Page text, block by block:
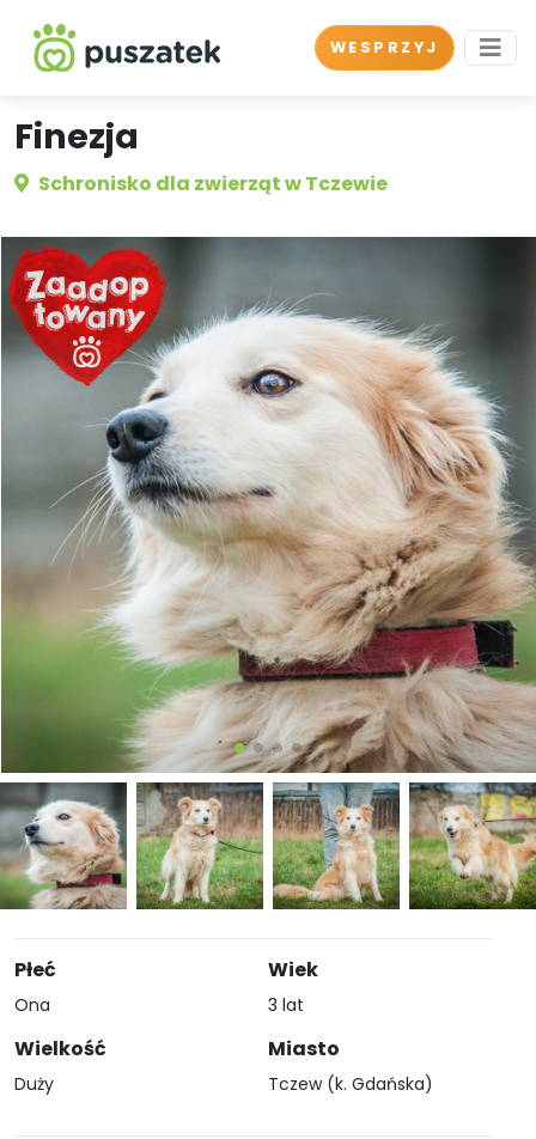
WESPRZYJ
Finezja
Schronisko dla zwierząt w Tczewie
Płeć
Ona
Wielkość
Duży
Wiek
3 lat
Miasto
Tczew (k. Gdańska)